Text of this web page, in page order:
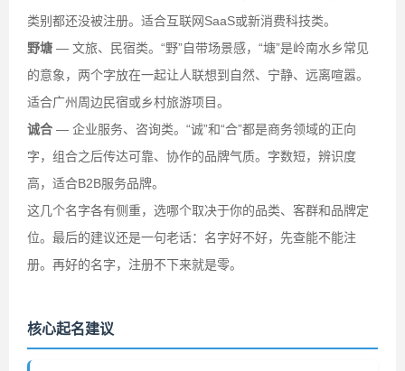
类别都还没被注册。适合互联网SaaS或新消费科技类。
野塘 — 文旅、民宿类。“野”自带场景感，“塘”是岭南水乡常见
的意象，两个字放在一起让人联想到自然、宁静、远离喧嚣。
适合广州周边民宿或乡村旅游项目。
诚合 — 企业服务、咨询类。“诚”和“合”都是商务领域的正向
字，组合之后传达可靠、协作的品牌气质。字数短，辨识度
高，适合B2B服务品牌。
这几个名字各有侧重，选哪个取决于你的品类、客群和品牌定
位。最后的建议还是一句老话：名字好不好，先查能不能注
册。再好的名字，注册不下来就是零。
核心起名建议